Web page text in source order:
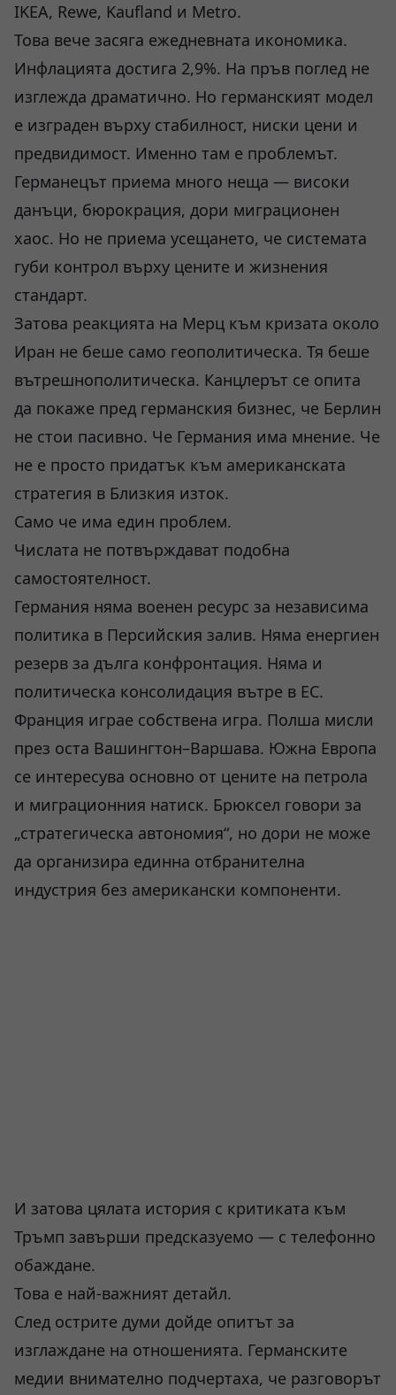
IKEA, Rewe, Kaufland и Metro.
Това вече засяга ежедневната икономика.
Инфлацията достига 2,9%. На пръв поглед не
изглежда драматично. Но германският модел
е изграден върху стабилност, ниски цени и
предвидимост. Именно там е проблемът.
Германецът приема много неща — високи
данъци, бюрокрация, дори миграционен
хаос. Но не приема усещането, че системата
губи контрол върху цените и жизнения
стандарт.
Затова реакцията на Мерц към кризата около
Иран не беше само геополитическа. Тя беше
вътрешнополитическа. Канцлерът се опита
да покаже пред германския бизнес, че Берлин
не стои пасивно. Че Германия има мнение. Че
не е просто придатък към американската
стратегия в Близкия изток.
Само че има един проблем.
Числата не потвърждават подобна
самостоятелност.
Германия няма военен ресурс за независима
политика в Персийския залив. Няма енергиен
резерв за дълга конфронтация. Няма и
политическа консолидация вътре в ЕС.
Франция играе собствена игра. Полша мисли
през оста Вашингтон–Варшава. Южна Европа
се интересува основно от цените на петрола
и миграционния натиск. Брюксел говори за
„стратегическа автономия“, но дори не може
да организира единна отбранителна
индустрия без американски компоненти.
И затова цялата история с критиката към
Тръмп завърши предсказуемо — с телефонно
обаждане.
Това е най-важният детайл.
След острите думи дойде опитът за
изглаждане на отношенията. Германските
медии внимателно подчертаха, че разговорът